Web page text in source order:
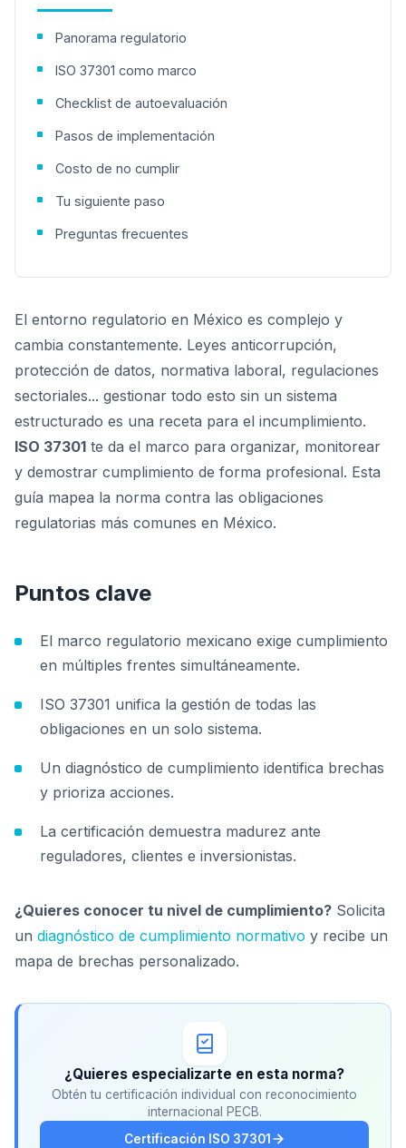
El entorno regulatorio en México es complejo y
cambia constantemente. Leyes anticorrupción,
protección de datos, normativa laboral, regulaciones
sectoriales... gestionar todo esto sin un sistema
estructurado es una receta para el incumplimiento.
ISO 37301 te da el marco para organizar, monitorear
y demostrar cumplimiento de forma profesional. Esta
guía mapea la norma contra las obligaciones
regulatorias más comunes en México.
Puntos clave
El marco regulatorio mexicano exige cumplimiento
en múltiples frentes simultáneamente.
ISO 37301 unifica la gestión de todas las
obligaciones en un solo sistema.
Un diagnóstico de cumplimiento identifica brechas
y prioriza acciones.
La certificación demuestra madurez ante
reguladores, clientes e inversionistas.
¿Quieres conocer tu nivel de cumplimiento? Solicita
un diagnóstico de cumplimiento normativo y recibe un
mapa de brechas personalizado.
¿Quieres especializarte en esta norma?
Obtén tu certificación individual con reconocimiento
internacional PECB.
Certificación ISO 37301
Panorama regulatorio
ISO 37301 como marco
Checklist de autoevaluación
Pasos de implementación
Costo de no cumplir
Tu siguiente paso
Preguntas frecuentes